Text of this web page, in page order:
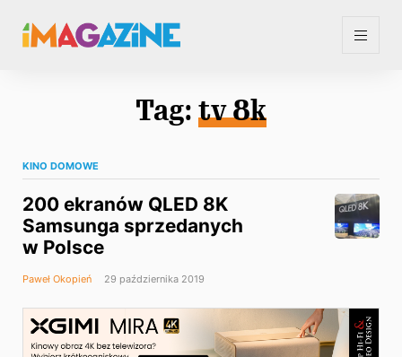
Tag: tv 8k
KINO DOMOWE
200 ekranów QLED 8K
Samsunga sprzedanych
w Polsce
Paweł Okopień 29 października 2019